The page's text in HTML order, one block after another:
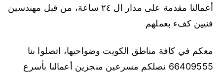
أعمالنا مقدمة على مدار ال ٢٤ ساعة، من قبل مهندسين
فنيين كفء بعملهم
معكم في كافة مناطق الكويت وضواحيها، اتصلوا بنا
66409555 نصلكم مسرعين منجزين أعمالنا بأسرع